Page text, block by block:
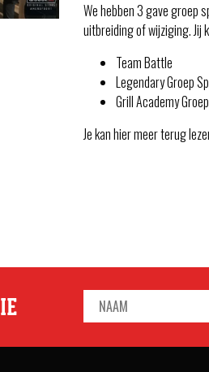
We hebben 3 gave groep
uitbreiding of wijziging. Jij
Team Battle
Legendary Groep
Grill Academy
Je kan hier meer terug